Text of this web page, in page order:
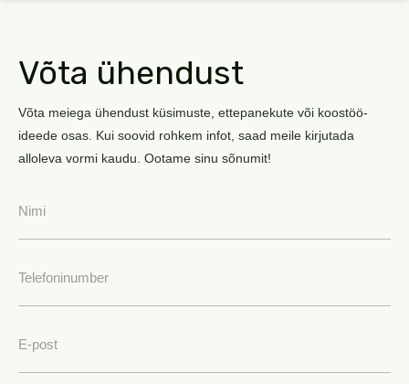
Võta ühendust
Võta meiega ühendust küsimuste, ettepanekute või koostöö-
ideede osas. Kui soovid rohkem infot, saad meile kirjutada
alloleva vormi kaudu. Ootame sinu sõnumit!